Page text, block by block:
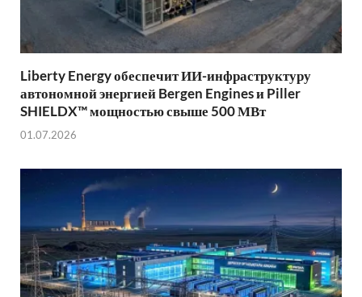
Liberty Energy обеспечит ИИ-инфраструктуру
автономной энергией Bergen Engines и Piller
SHIELDX™ мощностью свыше 500 МВт
01.07.2026